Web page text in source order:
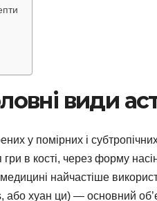
види
у помірних і
в кості, через форму
медицині найчастіше
хуан ци) — основний